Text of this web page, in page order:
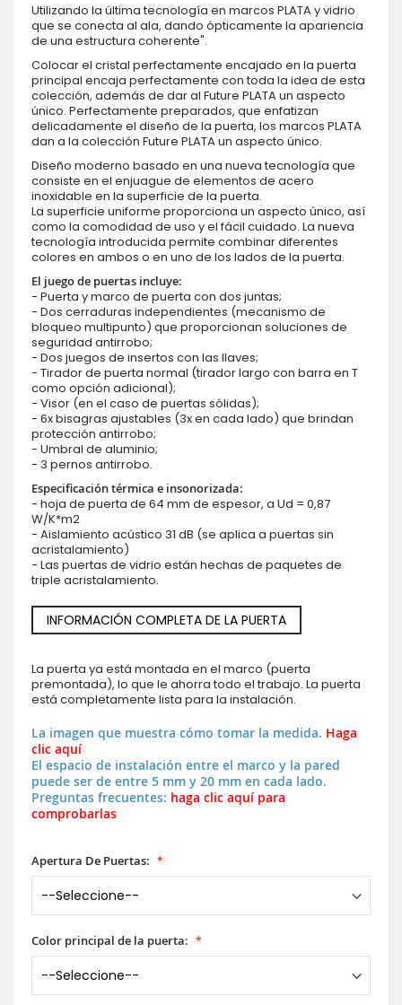
Utilizando la última tecnología en marcos PLATA y vidrio
que se conecta al ala, dando ópticamente la apariencia
de una estructura coherente".
Colocar el cristal perfectamente encajado en la puerta
principal encaja perfectamente con toda la idea de esta
colección, además de dar al Future PLATA un aspecto
único. Perfectamente preparados, que enfatizan
delicadamente el diseño de la puerta, los marcos PLATA
dan a la colección Future PLATA un aspecto único.
Diseño moderno basado en una nueva tecnología que
consiste en el enjuague de elementos de acero
inoxidable en la superficie de la puerta.
La superficie uniforme proporciona un aspecto único, así
como la comodidad de uso y el fácil cuidado. La nueva
tecnología introducida permite combinar diferentes
colores en ambos o en uno de los lados de la puerta.
El juego de puertas incluye:
- Puerta y marco de puerta con dos juntas;
- Dos cerraduras independientes (mecanismo de
bloqueo multipunto) que proporcionan soluciones de
seguridad antirrobo;
- Dos juegos de insertos con las llaves;
- Tirador de puerta normal (tirador largo con barra en T
como opción adicional);
- Visor (en el caso de puertas sólidas);
- 6x bisagras ajustables (3x en cada lado) que brindan
protección antirrobo;
- Umbral de aluminio;
- 3 pernos antirrobo.
Especificación térmica e insonorizada:
- hoja de puerta de 64 mm de espesor, a Ud = 0,87
W/K*m2
- Aislamiento acústico 31 dB (se aplica a puertas sin
acristalamiento)
- Las puertas de vidrio están hechas de paquetes de
triple acristalamiento.
INFORMACIÓN COMPLETA DE LA PUERTA
La puerta ya está montada en el marco (puerta
premontada), lo que le ahorra todo el trabajo. La puerta
está completamente lista para la instalación.
La imagen que muestra cómo tomar la medida. Haga
clic aquí
El espacio de instalación entre el marco y la pared
puede ser de entre 5 mm y 20 mm en cada lado.
Preguntas frecuentes: haga clic aquí para
comprobarlas
Apertura De Puertas:
Color principal de la puerta: